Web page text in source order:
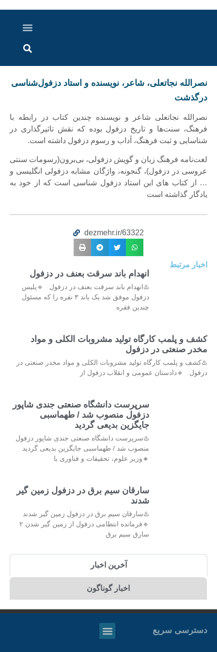
نصرالله نجاتعلی، شاعر، نویسنده و استاد دزفول‌شناسی
درگذشت
نصرالله نجاتعلی شاعر و نویسنده‌ چندین کتاب در رابطه با
فرهنگ، سنت‌ها و تاریخ دزفول بوده که نقش تاثیرگذاری در
شناسایی و ثبت فرهنگ، آداب و رسوم دزفول داشته است.
لغت‌نامه فرهنگ زبان و گویش دزفولی، بی‌برون(رسومات سنتی
عروسی در دزفول)، گنجونه، واژگان مشابه دزفولی انگلیسی و
… از کتاب های این استاد دزفول شناسی است که از خود به
یادگار گذاشته است
dezmehr.ir/63322
اخبار مرتبط
انهدام باند سرقت بعنف در دزفول
♨️انهدام باند سرقت بعنف در دزفول 🔹پلیس
دزفول موفق شد یک باند ۳ نفره را که مسئول
چندین فقره
کشف و پلمب کارگاه تولید مشروبات الکلی و مواد
مخدر صنعتی در دزفول
♨️کشف و پلمب کارگاه تولید مشروبات الکلی و مواد مخدر صنعتی در
دزفول 🔹دادستان عمومی و انقلاب دزفول از
سرپرست دانشگاه صنعتی جندی شاپور
دزفول منصوب شد / طهماسبی
جایگزین بدیعی گردید
♨️سرپرست دانشگاه صنعتی جندی شاپور دزفول
منصوب شد / طهماسبی جایگزین بدیعی گردید
🔸وزیر علوم، تحقیقات و فناوری با
سارقان سیم برق در دزفول زمین گیر
شدند
♨️سارقان سیم برق در دزفول زمین گیر شدند
🔹فرمانده انتظامی دزفول از زمین گیر شدن ۲
سارق سیم برق
آخرین اخبار
اخبار گوناگون
دسترسی سریع